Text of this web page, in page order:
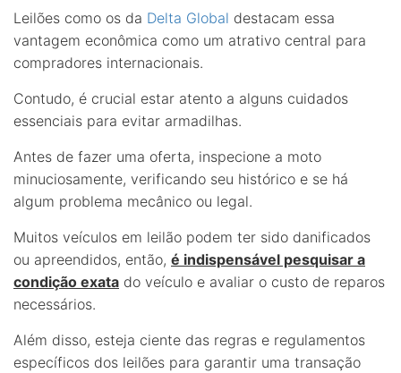
Leilões como os da Delta Global destacam essa
vantagem econômica como um atrativo central para
compradores internacionais.
Contudo, é crucial estar atento a alguns cuidados
essenciais para evitar armadilhas.
Antes de fazer uma oferta, inspecione a moto
minuciosamente, verificando seu histórico e se há
algum problema mecânico ou legal.
Muitos veículos em leilão podem ter sido danificados
ou apreendidos, então, é indispensável pesquisar a
condição exata do veículo e avaliar o custo de reparos
necessários.
Além disso, esteja ciente das regras e regulamentos
específicos dos leilões para garantir uma transação